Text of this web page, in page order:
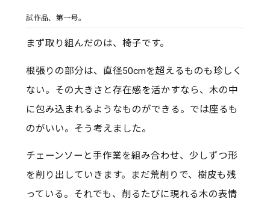
試作品、第一号。
まず取り組んだのは、椅子です。
根張りの部分は、直径50cmを超えるものも珍しく
ない。その大きさと存在感を活かすなら、木の中
に包み込まれるようなものができる。では座るも
のがいい。そう考えました。
チェーンソーと手作業を組み合わせ、少しずつ形
を削り出していきます。まだ荒削りで、樹皮も残
っている。それでも、削るたびに現れる木の表情